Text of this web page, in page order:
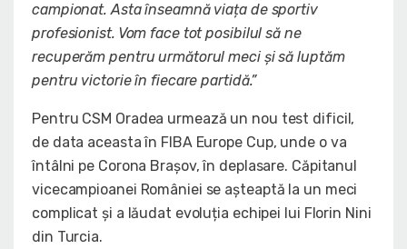
campionat. Asta înseamnă viața de sportiv
profesionist. Vom face tot posibilul să ne
recuperăm pentru următorul meci și să luptăm
pentru victorie în fiecare partidă.”
Pentru CSM Oradea urmează un nou test dificil,
de data aceasta în FIBA Europe Cup, unde o va
întâlni pe Corona Brașov, în deplasare. Căpitanul
vicecampioanei României se așteaptă la un meci
complicat și a lăudat evoluția echipei lui Florin Nini
din Turcia.